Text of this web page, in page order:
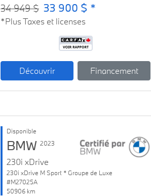
34 949 $ 33 900 $ *
*Plus Taxes et licenses
Découvrir Financement
Disponible
BMW 2023
230i xDrive
230i xDrive M Sport * Groupe de Luxe
#M27025A
50906 km